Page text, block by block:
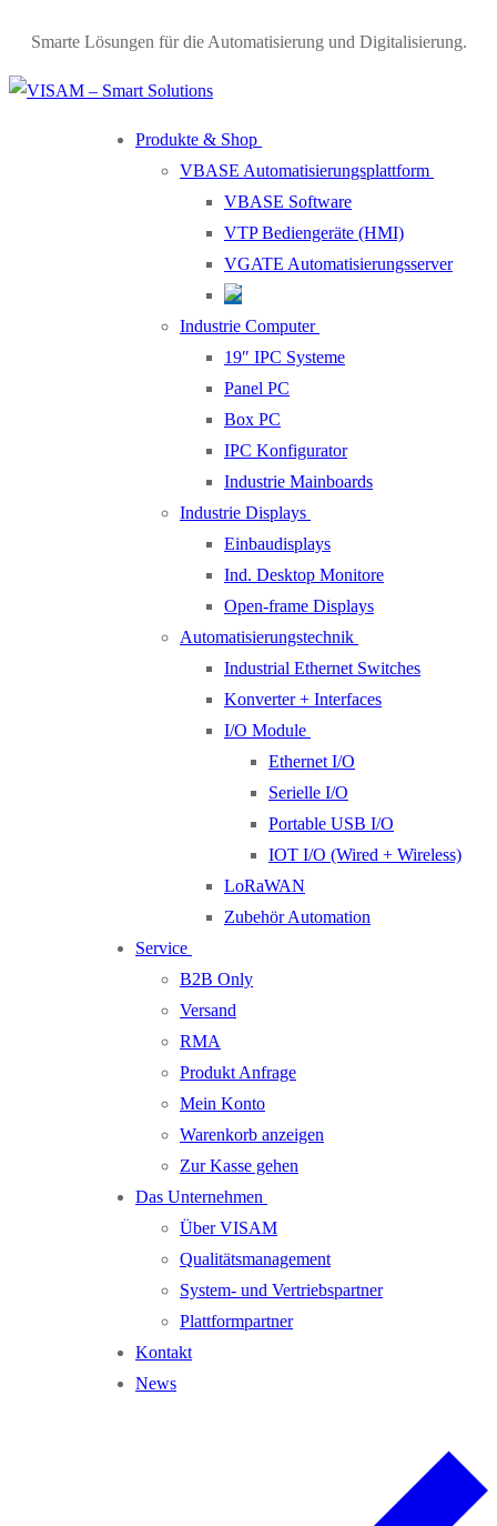
Smarte Lösungen für die Automatisierung und Digitalisierung.
Produkte & Shop
VBASE Automatisierungsplattform
VBASE Software
VTP Bediengeräte (HMI)
VGATE Automatisierungsserver
Industrie Computer
19″ IPC Systeme
Panel PC
Box PC
IPC Konfigurator
Industrie Mainboards
Industrie Displays
Einbaudisplays
Ind. Desktop Monitore
Open-frame Displays
Automatisierungstechnik
Industrial Ethernet Switches
Konverter + Interfaces
I/O Module
Ethernet I/O
Serielle I/O
Portable USB I/O
IOT I/O (Wired + Wireless)
LoRaWAN
Zubehör Automation
Service
B2B Only
Versand
RMA
Produkt Anfrage
Mein Konto
Warenkorb anzeigen
Zur Kasse gehen
Das Unternehmen
Über VISAM
Qualitätsmanagement
System- und Vertriebspartner
Plattformpartner
Kontakt
News